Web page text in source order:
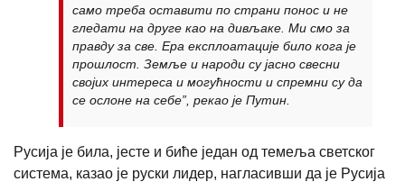
само треба оставити по страни понос и не
гледати на друге као на дивљаке. Ми смо за
правду за све. Ера експлоатације било кога је
прошлост. Земље и народи су јасно свесни
својих интереса и могућности и спремни су да
се ослоне на себе”, рекао је Путин.
Русија је била, јесте и биће један од темеља светског
система, казао је руски лидер, нагласивши да је Русија